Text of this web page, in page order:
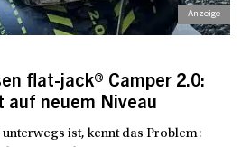
flat-jack® Camper 2.0:
auf neuem Niveau
ist, kennt das Problem: